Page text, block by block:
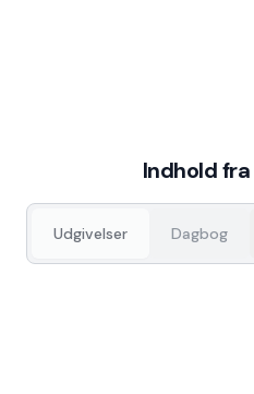
Indhold fra
Udgivelser Dagbog